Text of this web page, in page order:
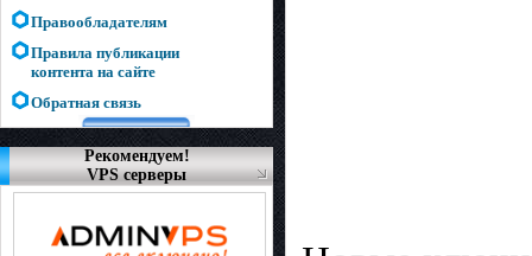
Правообладателям
Правила публикации
контента на сайте
Обратная связь
Рекомендуем!
VPS серверы